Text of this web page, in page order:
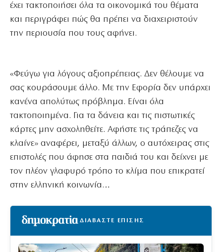
έχει τακτοποιήσει όλα τα οικονομικά του θέματα
και περιγράφει πώς θα πρέπει να διαχειριστούν
την περιουσία που τους αφήνει.
«Φεύγω για λόγους αξιοπρέπειας. Δεν θέλουμε να
σας κουράσουμε άλλο. Με την Εφορία δεν υπάρχει
κανένα απολύτως πρόβλημα. Είναι όλα
τακτοποιημένα. Για τα δάνεια και τις πιστωτικές
κάρτες μην ασχοληθείτε. Αφήστε τις τράπεζες να
κλαίνε» αναφέρει, μεταξύ άλλων, ο αυτόχειρας στις
επιστολές που άφησε στα παιδιά του και δείχνει με
τον πλέον γλαφυρό τρόπο το κλίμα που επικρατεί
στην ελληνική κοινωνία…
ΔΙΑΒΑΣΤΕ ΕΠΙΣΗΣ